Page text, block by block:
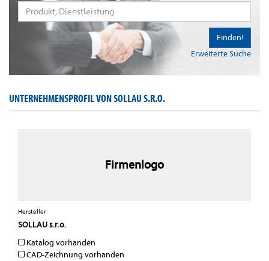
Erweiterte Suche
Finden!
UNTERNEHMENSPROFIL VON SOLLAU S.R.O.
Firmenlogo
Hersteller
SOLLAU s.r.o.
Katalog vorhanden
CAD-Zeichnung vorhanden